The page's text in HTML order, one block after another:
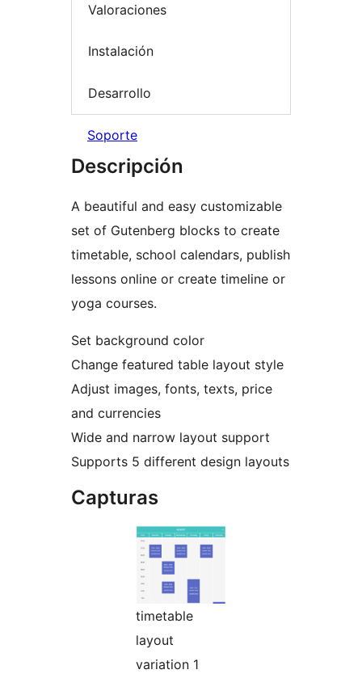
Valoraciones
Instalación
Desarrollo
Soporte
Descripción
A beautiful and easy customizable
set of Gutenberg blocks to create
timetable, school calendars, publish
lessons online or create timeline or
yoga courses.
Set background color
Change featured table layout style
Adjust images, fonts, texts, price
and currencies
Wide and narrow layout support
Supports 5 different design layouts
Capturas
timetable
layout
variation 1